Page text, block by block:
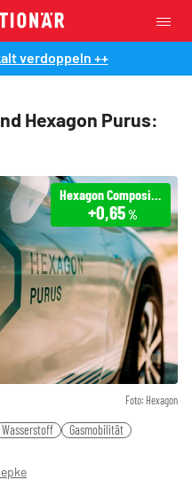
verdoppeln ++
Hexagon Purus:
Foto: Hexagon
Hexagon Composites
+0,65 %
Wasserstoff Gasmobilität